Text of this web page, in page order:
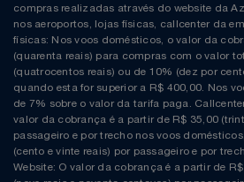
compras realizadas através do website da
nos aeroportos, lojas físicas, callcenter da
físicas: Nos voos domésticos, o valor da
(quarenta reais) para compras com o valor
(quatrocentos reais) ou de 10% (dez por
quando esta for superior a R$ 400,00. Nos
de 7% sobre o valor da tarifa paga.
valor da cobrança é a partir de R$ 35,00
passageiro e por trecho nos voos
(cento e vinte reais) por passageiro e por
Website: O valor da cobrança é a partir de